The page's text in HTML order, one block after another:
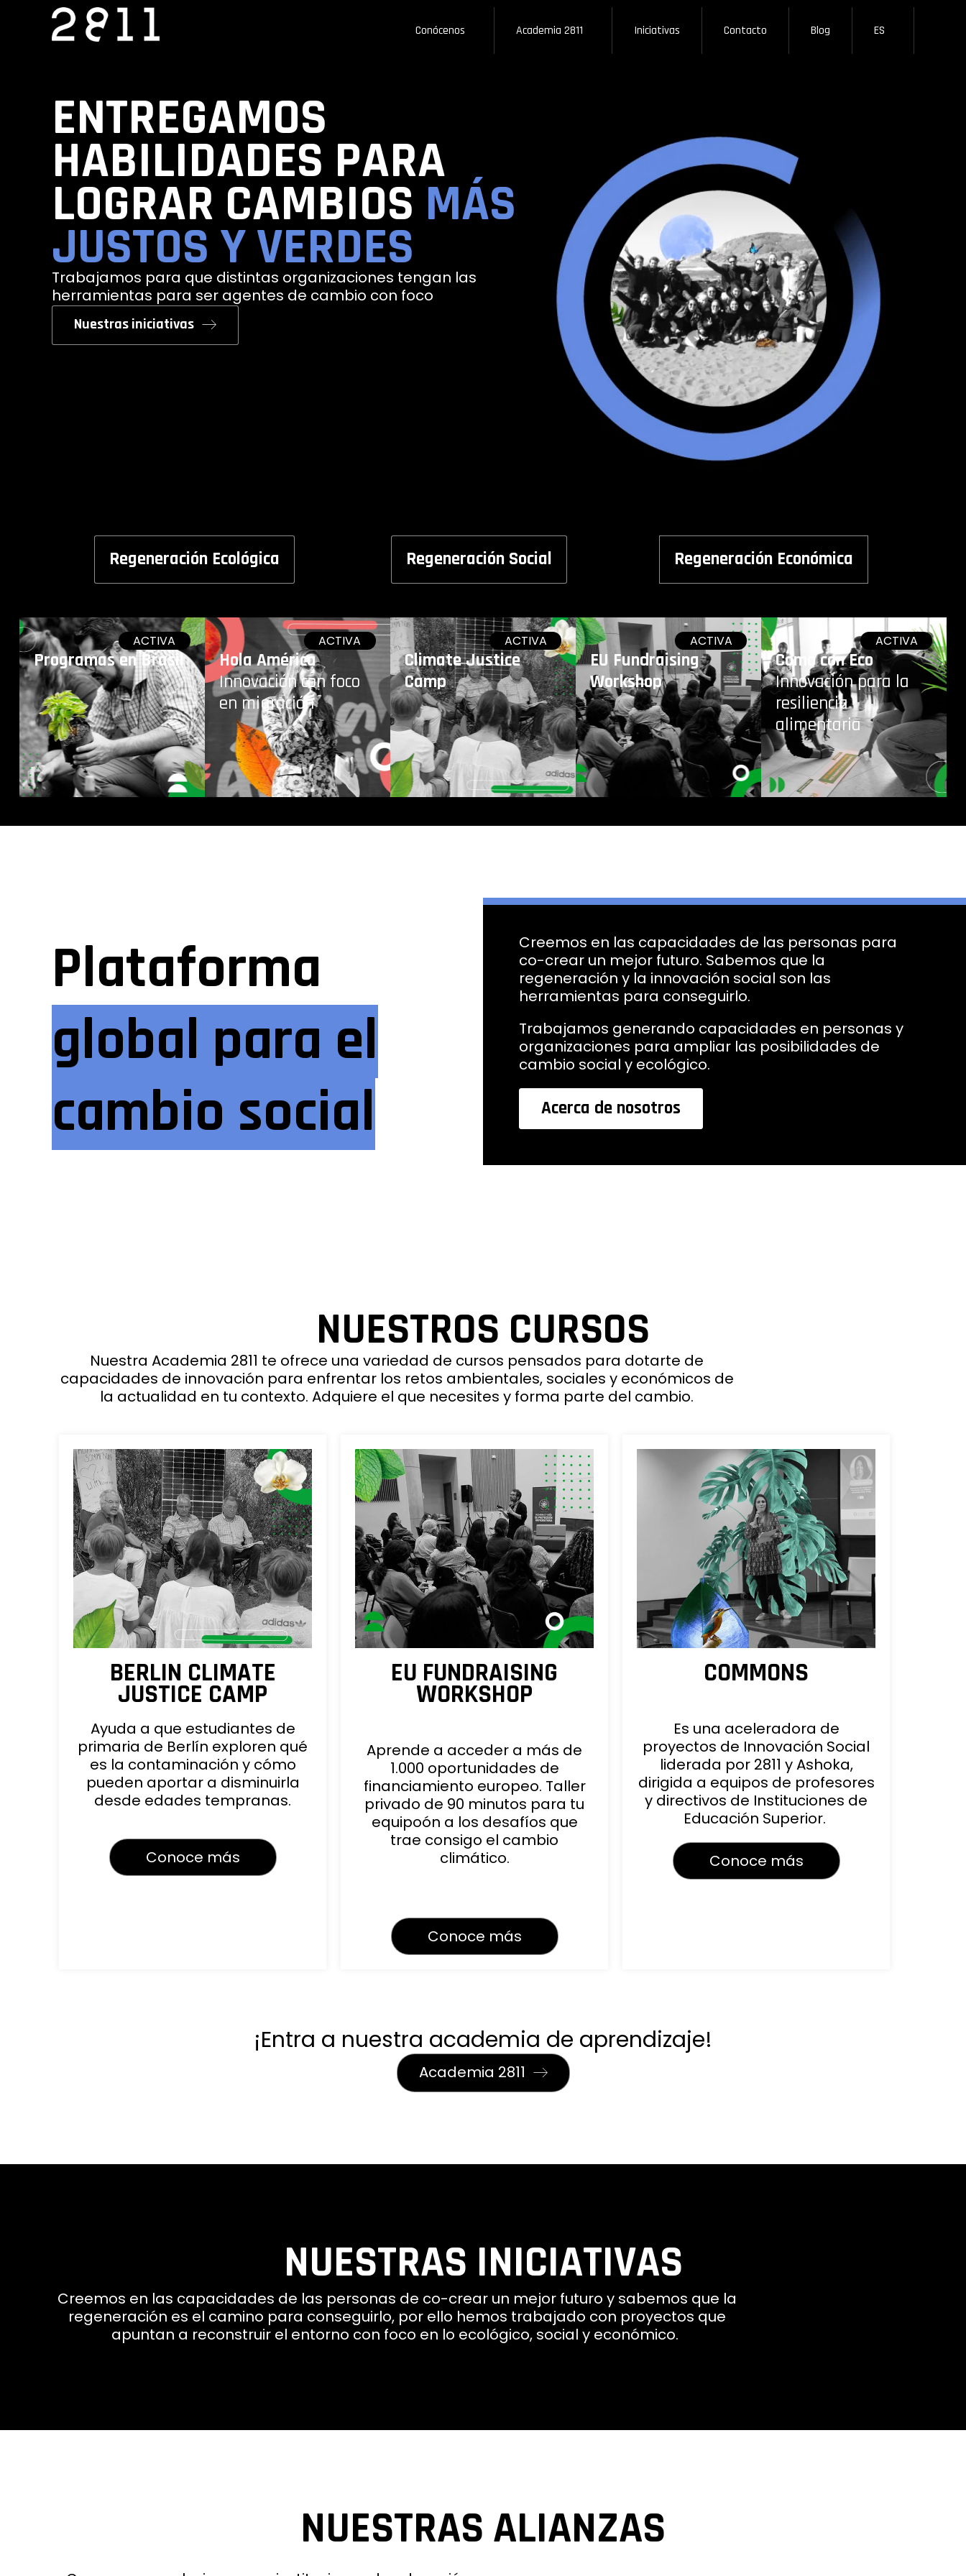
contenido
Conócenos Academia 2811 Iniciativas Contacto Blog ES
ENTREGAMOS
HABILIDADES PARA
LOGRAR CAMBIOS MÁS
JUSTOS Y VERDES
Trabajamos para que distintas organizaciones tengan las
herramientas para ser agentes de cambio con foco
Nuestras iniciativas
Regeneración Ecológica Regeneración Social Regeneración Económica
ACTIVA
Programas en Brasil
ACTIVA
Hola América
Innovación con foco
en migración
ACTIVA
Climate Justice
Camp
ACTIVA
EU Fundraising
Workshop
ACTIVA
Como con Eco
Innovación para la
resiliencia
alimentaria
Plataforma
global para el
cambio social
Creemos en las capacidades de las personas para
co-crear un mejor futuro. Sabemos que la
regeneración y la innovación social son las
herramientas para conseguirlo.
Trabajamos generando capacidades en personas y
organizaciones para ampliar las posibilidades de
cambio social y ecológico.
Acerca de nosotros
NUESTROS CURSOS
Nuestra Academia 2811 te ofrece una variedad de cursos pensados para dotarte de
capacidades de innovación para enfrentar los retos ambientales, sociales y económicos de
la actualidad en tu contexto. Adquiere el que necesites y forma parte del cambio.
BERLIN CLIMATE
JUSTICE CAMP
Ayuda a que estudiantes de
primaria de Berlín exploren qué
es la contaminación y cómo
pueden aportar a disminuirla
desde edades tempranas.
Conoce más
EU FUNDRAISING
WORKSHOP
Aprende a acceder a más de
1.000 oportunidades de
financiamiento europeo. Taller
privado de 90 minutos para tu
equipoón a los desafíos que
trae consigo el cambio
climático.
Conoce más
COMMONS
Es una aceleradora de
proyectos de Innovación Social
liderada por 2811 y Ashoka,
dirigida a equipos de profesores
y directivos de Instituciones de
Educación Superior.
Conoce más
¡Entra a nuestra academia de aprendizaje!
Academia 2811
NUESTRAS INICIATIVAS
Creemos en las capacidades de las personas de co-crear un mejor futuro y sabemos que la
regeneración es el camino para conseguirlo, por ello hemos trabajado con proyectos que
apuntan a reconstruir el entorno con foco en lo ecológico, social y económico.
NUESTRAS ALIANZAS